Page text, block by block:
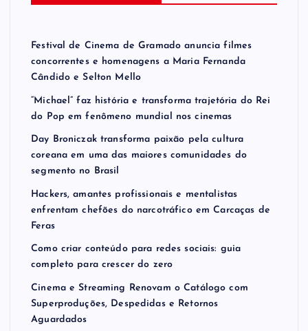
Festival de Cinema de Gramado anuncia filmes
concorrentes e homenagens a Maria Fernanda
Cândido e Selton Mello
“Michael” faz história e transforma trajetória do Rei
do Pop em fenômeno mundial nos cinemas
Day Broniczak transforma paixão pela cultura
coreana em uma das maiores comunidades do
segmento no Brasil
Hackers, amantes profissionais e mentalistas
enfrentam chefões do narcotráfico em Carcaças de
Feras
Como criar conteúdo para redes sociais: guia
completo para crescer do zero
Cinema e Streaming Renovam o Catálogo com
Superproduções, Despedidas e Retornos
Aguardados